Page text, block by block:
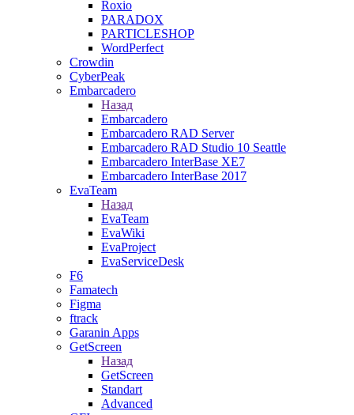
Roxio
PARADOX
PARTICLESHOP
WordPerfect
Crowdin
CyberPeak
Embarcadero
Назад
Embarcadero
Embarcadero RAD Server
Embarcadero RAD Studio 10 Seattle
Embarcadero InterBase XE7
Embarcadero InterBase 2017
EvaTeam
Назад
EvaTeam
EvaWiki
EvaProject
EvaServiceDesk
F6
Famatech
Figma
ftrack
Garanin Apps
GetScreen
Назад
GetScreen
Standart
Advanced